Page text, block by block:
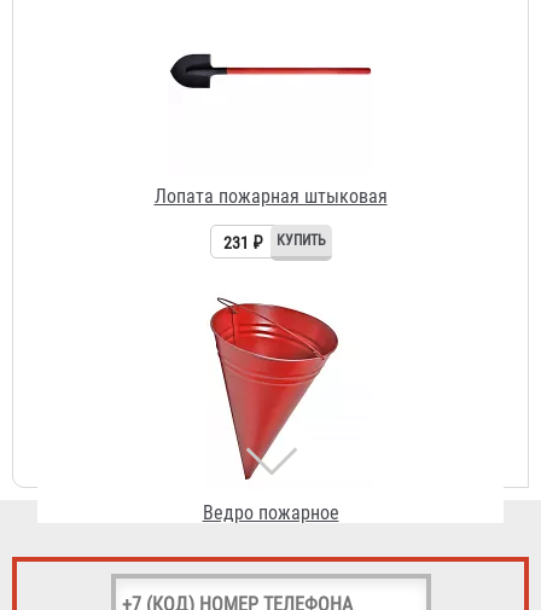
Ведро пожарное
215 ₽